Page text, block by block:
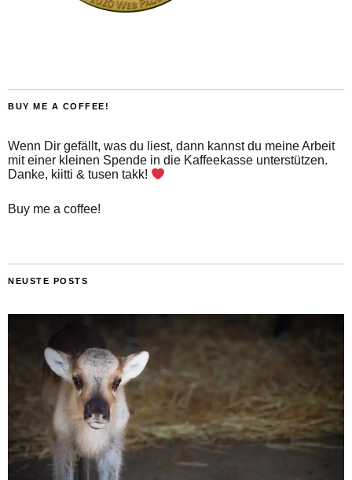
BUY ME A COFFEE!
Wenn Dir gefällt, was du liest, dann kannst du meine Arbeit
mit einer kleinen Spende in die Kaffeekasse unterstützen.
Danke, kiitti & tusen takk!
Buy me a coffee!
NEUSTE POSTS